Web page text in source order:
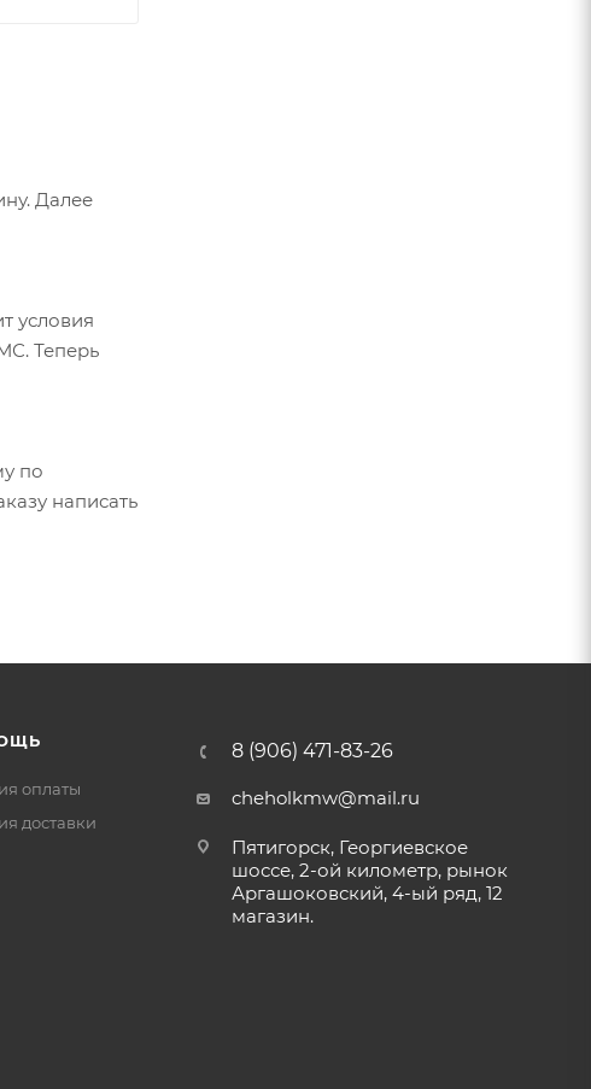
Далее
условия
Теперь
по
написать
оплаты
доставки
8 (906) 471-83-26
cheholkmw@mail.ru
Пятигорск, Георгиевское
шоссе, 2-ой километр, рынок
Аргашоковский, 4-ый ряд, 12
магазин.